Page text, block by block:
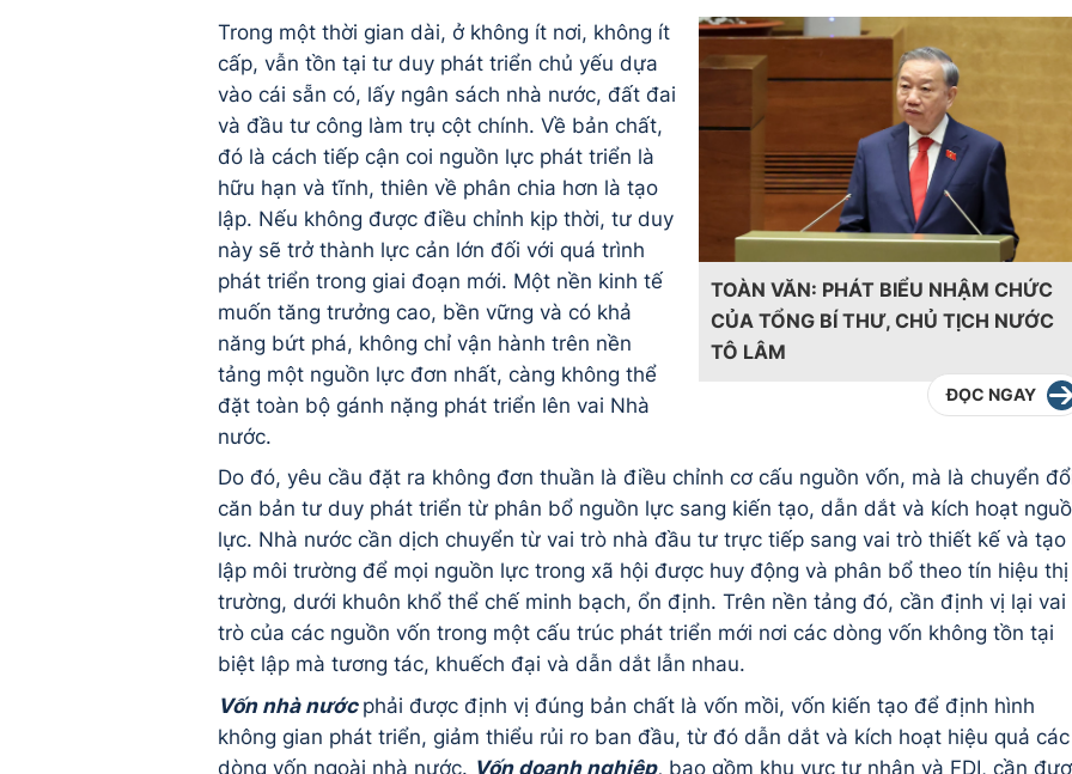
TOÀN VĂN: PHÁT BIỂU NHẬM CHỨC
CỦA TỔNG BÍ THƯ, CHỦ TỊCH NƯỚC
TÔ LÂM
ĐỌC NGAY
Trong một thời gian dài, ở không ít nơi, không ít
cấp, vẫn tồn tại tư duy phát triển chủ yếu dựa
vào cái sẵn có, lấy ngân sách nhà nước, đất đai
và đầu tư công làm trụ cột chính. Về bản chất,
đó là cách tiếp cận coi nguồn lực phát triển là
hữu hạn và tĩnh, thiên về phân chia hơn là tạo
lập. Nếu không được điều chỉnh kịp thời, tư duy
này sẽ trở thành lực cản lớn đối với quá trình
phát triển trong giai đoạn mới. Một nền kinh tế
muốn tăng trưởng cao, bền vững và có khả
năng bứt phá, không chỉ vận hành trên nền
tảng một nguồn lực đơn nhất, càng không thể
đặt toàn bộ gánh nặng phát triển lên vai Nhà
nước.
Do đó, yêu cầu đặt ra không đơn thuần là điều chỉnh cơ cấu nguồn vốn, mà là chuyển
căn bản tư duy phát triển từ phân bổ nguồn lực sang kiến tạo, dẫn dắt và kích hoạt
lực. Nhà nước cần dịch chuyển từ vai trò nhà đầu tư trực tiếp sang vai trò thiết kế và tạo
lập môi trường để mọi nguồn lực trong xã hội được huy động và phân bổ theo tín hiệu thị
trường, dưới khuôn khổ thể chế minh bạch, ổn định. Trên nền tảng đó, cần định vị lại vai
trò của các nguồn vốn trong một cấu trúc phát triển mới nơi các dòng vốn không tồn tại
biệt lập mà tương tác, khuếch đại và dẫn dắt lẫn nhau.
Vốn nhà nước phải được định vị đúng bản chất là vốn mồi, vốn kiến tạo để định hình
không gian phát triển, giảm thiểu rủi ro ban đầu, từ đó dẫn dắt và kích hoạt hiệu quả các
dòng vốn ngoài nhà nước. Vốn doanh nghiệp, bao gồm khu vực tư nhân và FDI, cần